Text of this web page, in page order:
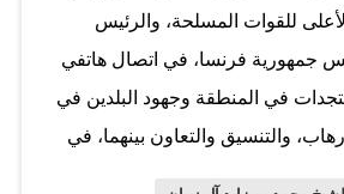
للقوات المسلحة، والرئيس
جمهورية فرنسا، في اتصال هاتفي
في المنطقة وجهود البلدين في
والتنسيق والتعاون بينهما، في